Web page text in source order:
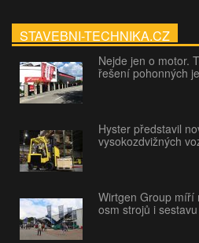
STAVEBNI-TECHNIKA.CZ
Nejde jen o motor.
řešení pohonných
Hyster představil
vysokozdvižných
Wirtgen Group míří
osm strojů i